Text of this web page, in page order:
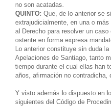
no son acatadas.
QUINTO: Que, de lo anterior se
extrajudicialmente, en una o
al Derecho para resolver un
ostente en forma expresa
Lo anterior constituye sin duda
Apelaciones de Santiago, tanto
tiempo durante el cual ellas han
años, afirmación no contradicha,
Y visto además lo dispuesto en
siguientes del Código de